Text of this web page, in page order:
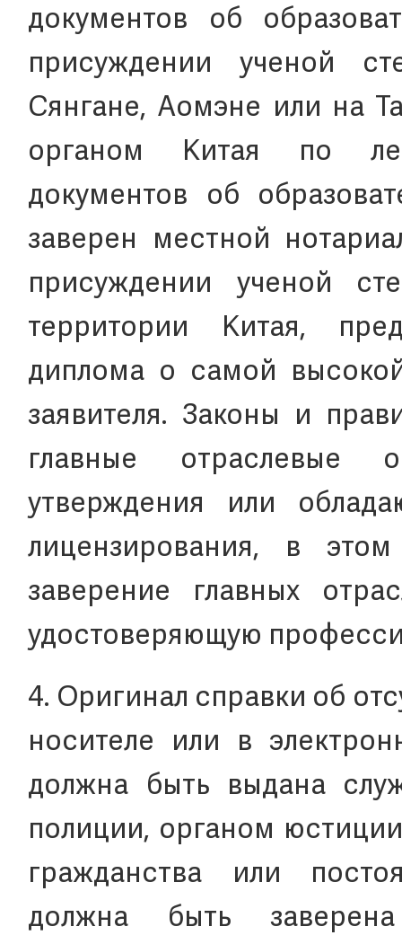
документов об
присуждении ученой
Сянгане, Аомэне или на
органом Китая по
документов об
заверен местной
присуждении ученой
территории Китая,
диплома о самой
заявителя. Законы и
главные отраслевые
утверждения или
лицензирования, в
заверение главных
удостоверяющую
4. Оригинал справки об
носителе или в
должна быть выдана
полиции, органом
гражданства или
должна быть